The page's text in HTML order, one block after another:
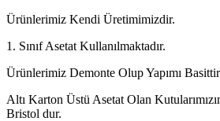
Ürünlerimiz Kendi Üretimimizdir.
1. Sınıf Asetat Kullanılmaktadır.
Ürünlerimiz Demonte Olup Yapımı
Altı Karton Üstü Asetat Olan
Bristol dur.